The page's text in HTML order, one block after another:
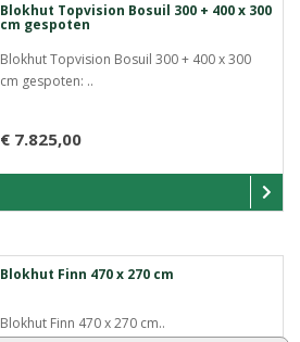
Blokhut Topvision Bosuil 300 + 400 x 300
cm gespoten
Blokhut Topvision Bosuil 300 + 400 x 300
cm gespoten: ..
€ 7.825,00
Blokhut Finn 470 x 270 cm
Blokhut Finn 470 x 270 cm..